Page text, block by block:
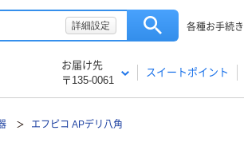
詳細設定 各種お手続き
お届け先
〒135-0061
スイートポイント
エフピコ APデリ八角